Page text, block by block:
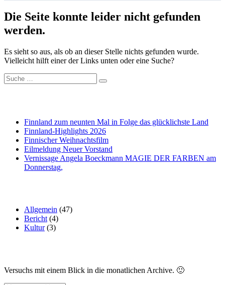
Die Seite konnte leider nicht gefunden
werden.
Es sieht so aus, als ob an dieser Stelle nichts gefunden wurde.
Vielleicht hilft einer der Links unten oder eine Suche?
Suche
nach:
Finnland zum neunten Mal in Folge das glücklichste Land
Finnland-Highlights 2026
Finnischer Weihnachtsfilm
Eilmeldung Neuer Vorstand
Vernissage Angela Boeckmann MAGIE DER FARBEN am
Donnerstag,
Allgemein (47)
Bericht(4)
Kultur(3)
Versuchs mit einem Blick in die monatlichen Archive. 🙂